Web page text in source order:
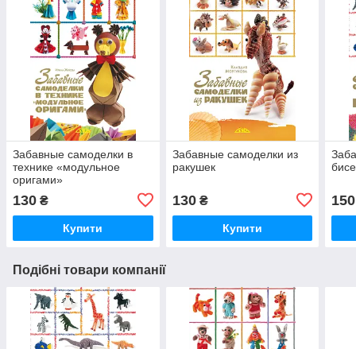
Забавные самоделки в
технике «модульное
оригами»
130 ₴
Купити
Забавные самоделки из
ракушек
130₴
Купити
150
Подібні товари компанії